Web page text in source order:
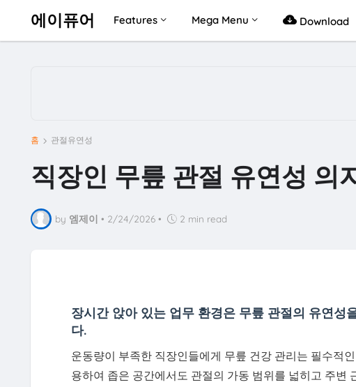
에이퓨어 Features Mega Menu Download
홈 관절유연성
직장인 무릎 관절 유연성 의
by 엠제이 • 2/24/2026 • 2 min read
장시간 앉아 있는 업무 환경은 무릎 관절의 유연성
다.
운동량이 부족한 직장인들에게 무릎 건강 관리는 필수적
용하여 좁은 공간에서도 관절의 가동 범위를 넓히고 주변